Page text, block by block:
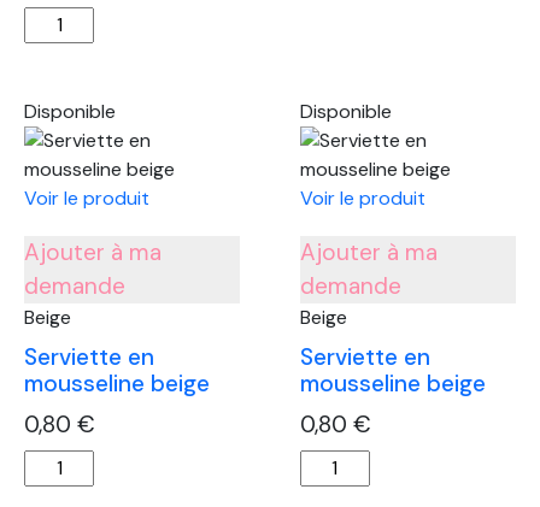
quantité
de
beige
et
vert
kaki
Disponible
Voir le produit
Ajouter à ma
demande
Beige
Serviette en
mousseline beige
0,80 €
quantité
de
Disponible
Voir le produit
Ajouter à ma
demande
Beige
Serviette en
mousseline beige
0,80 €
quantité
de